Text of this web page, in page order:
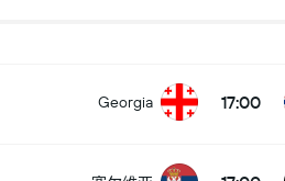
Georgia 17:00